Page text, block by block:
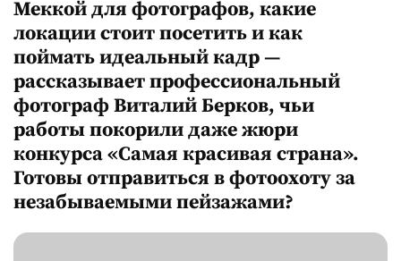
Меккой для фотографов, какие
локации стоит посетить и как
поймать идеальный кадр —
рассказывает профессиональный
фотограф Виталий Берков, чьи
работы покорили даже жюри
конкурса «Самая красивая страна».
Готовы отправиться в фотоохоту за
незабываемыми пейзажами?